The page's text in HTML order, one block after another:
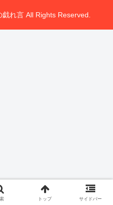
れ言 All Rights Reserved.
トップ サイドバー